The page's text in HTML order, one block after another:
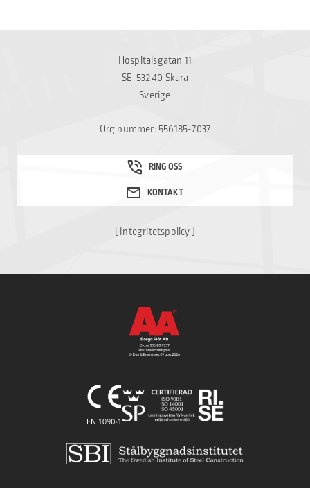
Hospitalsgatan 11
SE-532 40 Skara
Sverige
Org.nummer: 556185-7037
[Integritetspolicy]